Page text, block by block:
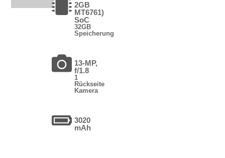
2GB
MT6761)
SoC
32GB
Speicherung
13-MP,
f/1.8
1
Rückseite
Kamera
3020
mAh